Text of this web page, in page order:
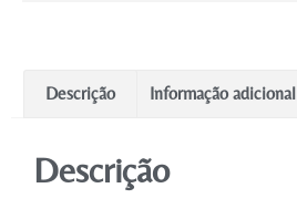
Descrição Informação adicional
Descrição